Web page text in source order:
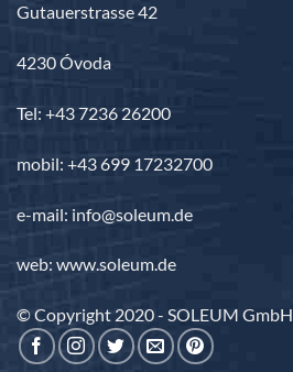
Gutauerstrasse 42
4230 Óvoda
Tel: +43 7236 26200
mobil: +43 699 17232700
e-mail: info@soleum.de
web: www.soleum.de
© Copyright 2020 - SOLEUM GmbH